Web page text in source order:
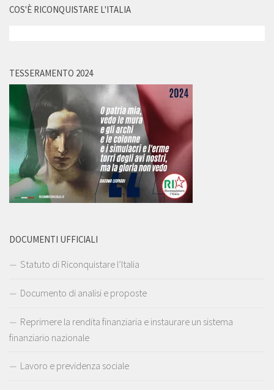
COS'È RICONQUISTARE L'ITALIA
TESSERAMENTO 2024
DOCUMENTI UFFICIALI
Statuto di Riconquistare l’Italia
Documento di analisi e proposte
Reprimere la rendita finanziaria e instaurare un sistema
finanziario nazionale
Lavoro e previdenza sociale